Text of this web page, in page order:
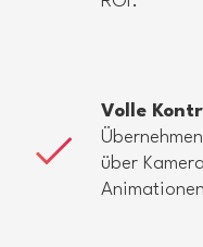
Volle
über